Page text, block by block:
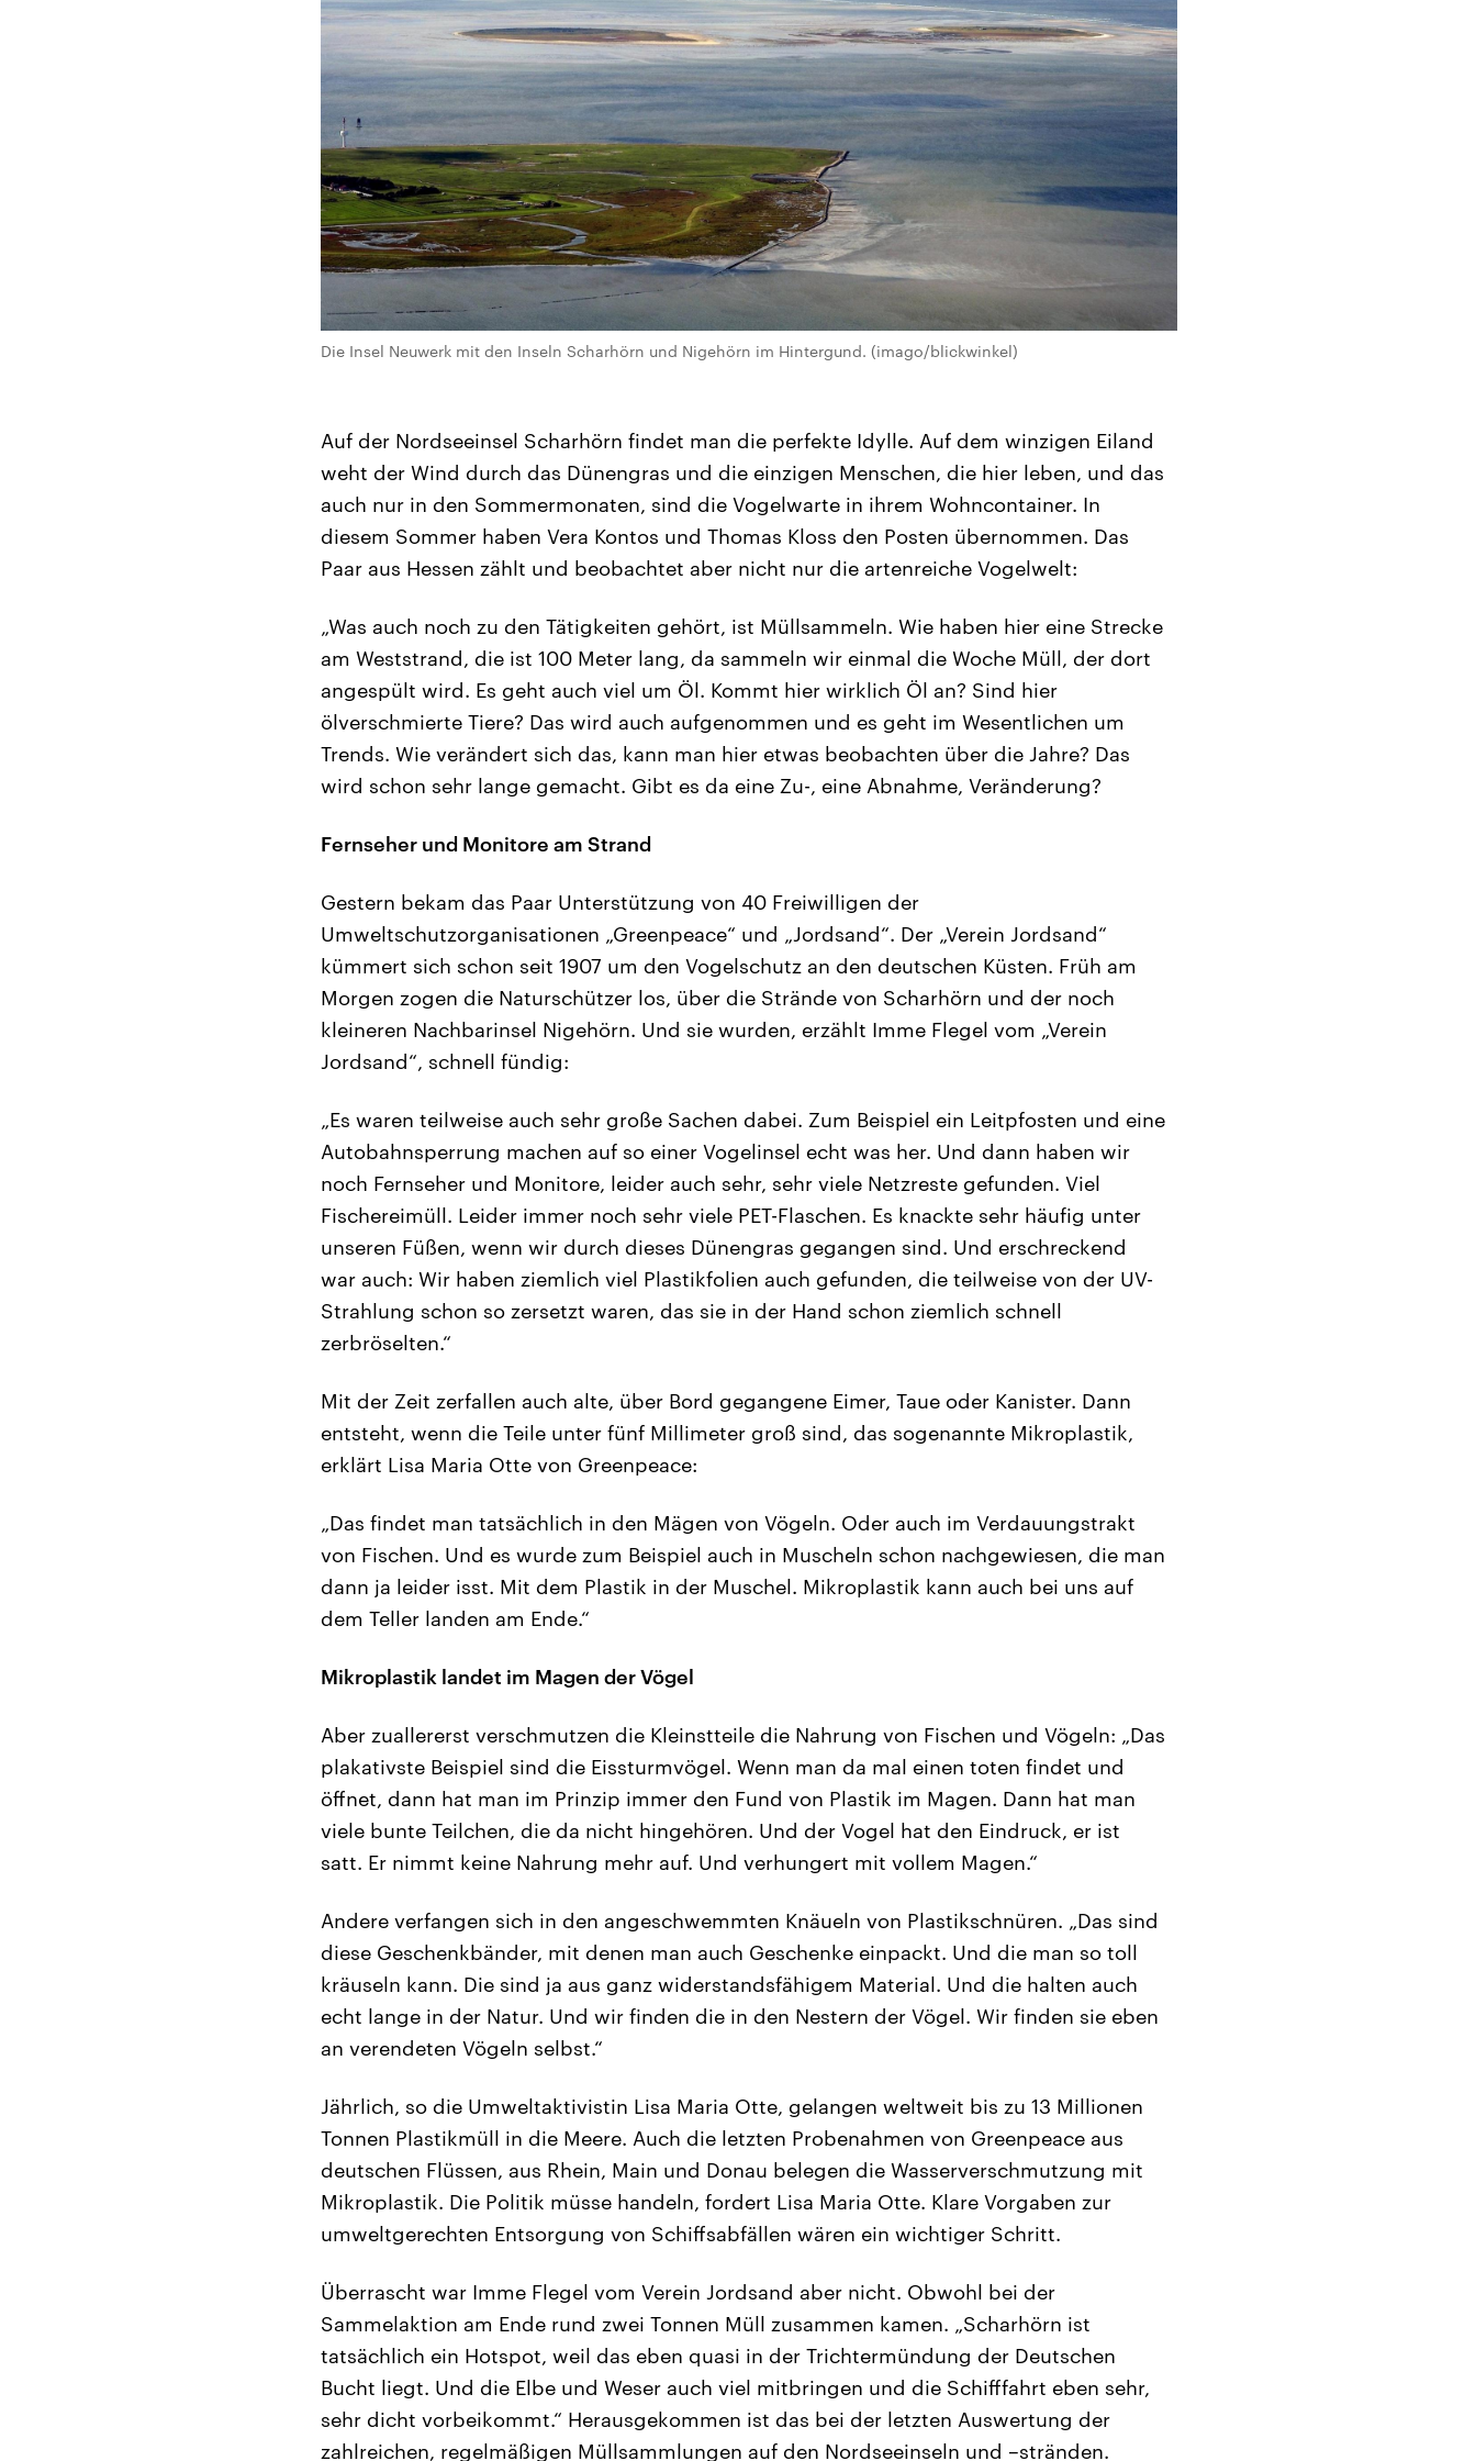
Die Insel Neuwerk mit den Inseln Scharhörn und Nigehörn im Hintergund. (imago/blickwinkel)
Auf der Nordseeinsel Scharhörn findet man die perfekte Idylle. Auf dem winzigen Eiland
weht der Wind durch das Dünengras und die einzigen Menschen, die hier leben, und das
auch nur in den Sommermonaten, sind die Vogelwarte in ihrem Wohncontainer. In
diesem Sommer haben Vera Kontos und Thomas Kloss den Posten übernommen. Das
Paar aus Hessen zählt und beobachtet aber nicht nur die artenreiche Vogelwelt:
„Was auch noch zu den Tätigkeiten gehört, ist Müllsammeln. Wie haben hier eine Strecke
am Weststrand, die ist 100 Meter lang, da sammeln wir einmal die Woche Müll, der dort
angespült wird. Es geht auch viel um Öl. Kommt hier wirklich Öl an? Sind hier
ölverschmierte Tiere? Das wird auch aufgenommen und es geht im Wesentlichen um
Trends. Wie verändert sich das, kann man hier etwas beobachten über die Jahre? Das
wird schon sehr lange gemacht. Gibt es da eine Zu-, eine Abnahme, Veränderung?
Fernseher und Monitore am Strand
Gestern bekam das Paar Unterstützung von 40 Freiwilligen der
Umweltschutzorganisationen „Greenpeace“ und „Jordsand“. Der „Verein Jordsand“
kümmert sich schon seit 1907 um den Vogelschutz an den deutschen Küsten. Früh am
Morgen zogen die Naturschützer los, über die Strände von Scharhörn und der noch
kleineren Nachbarinsel Nigehörn. Und sie wurden, erzählt Imme Flegel vom „Verein
Jordsand“, schnell fündig:
„Es waren teilweise auch sehr große Sachen dabei. Zum Beispiel ein Leitpfosten und eine
Autobahnsperrung machen auf so einer Vogelinsel echt was her. Und dann haben wir
noch Fernseher und Monitore, leider auch sehr, sehr viele Netzreste gefunden. Viel
Fischereimüll. Leider immer noch sehr viele PET-Flaschen. Es knackte sehr häufig unter
unseren Füßen, wenn wir durch dieses Dünengras gegangen sind. Und erschreckend
war auch: Wir haben ziemlich viel Plastikfolien auch gefunden, die teilweise von der UV-
Strahlung schon so zersetzt waren, das sie in der Hand schon ziemlich schnell
zerbröselten.“
Mit der Zeit zerfallen auch alte, über Bord gegangene Eimer, Taue oder Kanister. Dann
entsteht, wenn die Teile unter fünf Millimeter groß sind, das sogenannte Mikroplastik,
erklärt Lisa Maria Otte von Greenpeace:
„Das findet man tatsächlich in den Mägen von Vögeln. Oder auch im Verdauungstrakt
von Fischen. Und es wurde zum Beispiel auch in Muscheln schon nachgewiesen, die man
dann ja leider isst. Mit dem Plastik in der Muschel. Mikroplastik kann auch bei uns auf
dem Teller landen am Ende.“
Mikroplastik landet im Magen der Vögel
Aber zuallererst verschmutzen die Kleinstteile die Nahrung von Fischen und Vögeln: „Das
plakativste Beispiel sind die Eissturmvögel. Wenn man da mal einen toten findet und
öffnet, dann hat man im Prinzip immer den Fund von Plastik im Magen. Dann hat man
viele bunte Teilchen, die da nicht hingehören. Und der Vogel hat den Eindruck, er ist
satt. Er nimmt keine Nahrung mehr auf. Und verhungert mit vollem Magen.“
Andere verfangen sich in den angeschwemmten Knäueln von Plastikschnüren. „Das sind
diese Geschenkbänder, mit denen man auch Geschenke einpackt. Und die man so toll
kräuseln kann. Die sind ja aus ganz widerstandsfähigem Material. Und die halten auch
echt lange in der Natur. Und wir finden die in den Nestern der Vögel. Wir finden sie eben
an verendeten Vögeln selbst.“
Jährlich, so die Umweltaktivistin Lisa Maria Otte, gelangen weltweit bis zu 13 Millionen
Tonnen Plastikmüll in die Meere. Auch die letzten Probenahmen von Greenpeace aus
deutschen Flüssen, aus Rhein, Main und Donau belegen die Wasserverschmutzung mit
Mikroplastik. Die Politik müsse handeln, fordert Lisa Maria Otte. Klare Vorgaben zur
umweltgerechten Entsorgung von Schiffsabfällen wären ein wichtiger Schritt.
Überrascht war Imme Flegel vom Verein Jordsand aber nicht. Obwohl bei der
Sammelaktion am Ende rund zwei Tonnen Müll zusammen kamen. „Scharhörn ist
tatsächlich ein Hotspot, weil das eben quasi in der Trichtermündung der Deutschen
Bucht liegt. Und die Elbe und Weser auch viel mitbringen und die Schifffahrt eben sehr,
sehr dicht vorbeikommt.“ Herausgekommen ist das bei der letzten Auswertung der
zahlreichen, regelmäßigen Müllsammlungen auf den Nordseeinseln und –stränden.